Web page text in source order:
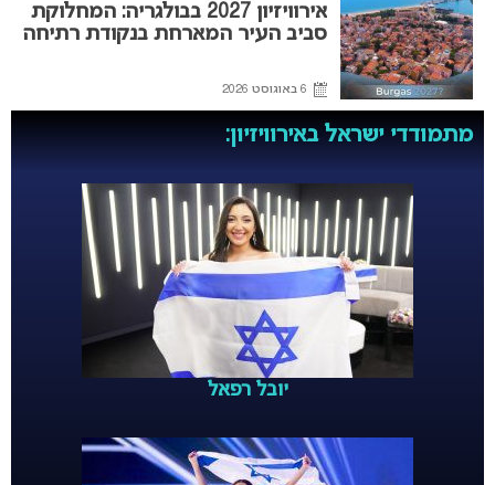
אירוויזיון 2027 בבולגריה: המחלוקת
סביב העיר המארחת בנקודת רתיחה
6 באוגוסט 2026
מתמודדי ישראל באירוויזיון:
יובל רפאל